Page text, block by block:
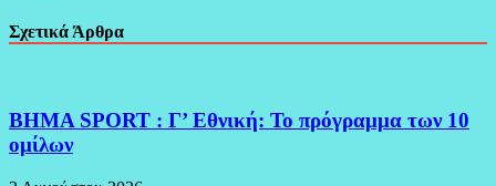
Σχετικά Άρθρα
BHMA SPORT : Γ’ Εθνική: Το πρόγραμμα των 10
ομίλων